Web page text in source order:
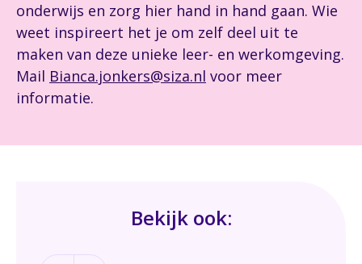
onderwijs en zorg hier hand in hand gaan. Wie
weet inspireert het je om zelf deel uit te
maken van deze unieke leer- en werkomgeving.
Mail Bianca.jonkers@siza.nl voor meer
informatie.
Bekijk ook: